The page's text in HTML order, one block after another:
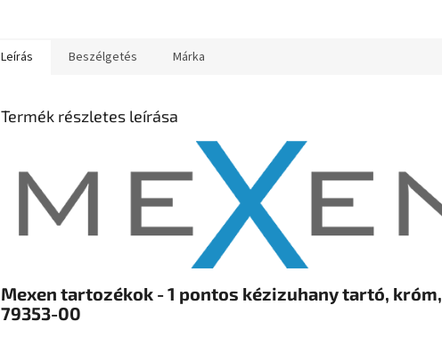
Leírás Beszélgetés Márka
Termék részletes leírása
Mexen tartozékok - 1 pontos kézizuhany tartó, króm,
79353-00